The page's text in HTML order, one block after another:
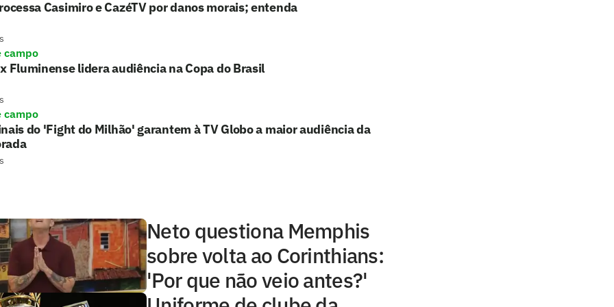
Casimiro e CazéTV por danos morais; entenda
campo
Fluminense lidera audiência na Copa do Brasil
campo
do 'Fight do Milhão' garantem à TV Globo a maior audiência da
Neto questiona Memphis
sobre volta ao Corinthians:
'Por que não veio antes?'